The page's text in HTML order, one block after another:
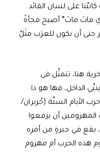
على لسان القائد
فاتَ ماتَ” أصبح فجأةً
حتى أن يكون للعرَب مثَلٌ
هنا، تتمثّل في
الداخل، فها هو ذا
الأيام الستّة (حُزيران/
المهزومين أن يرفعوا
يقع في حيرةٍ من أمرِه
هذه الحرب أم مهزوم